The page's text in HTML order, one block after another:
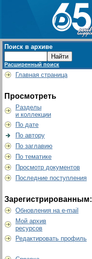
Поиск в архиве
Расширенный поиск
Главная страница
Просмотреть
Разделы
и коллекции
По дате
По автору
По заглавию
По тематике
Просмотр документов
Последние поступления
Зарегистрированным:
Обновления на e-mail
Мой архив
ресурсов
Редактировать профиль